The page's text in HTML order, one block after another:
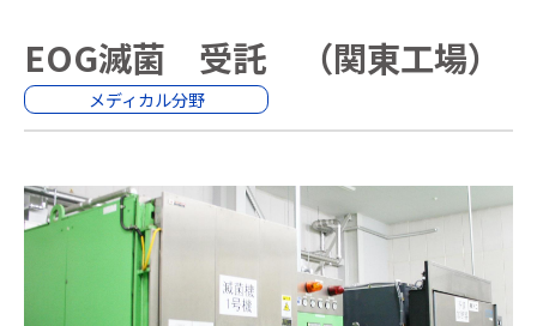
EOG滅菌 受託 （関東工場）
メディカル分野